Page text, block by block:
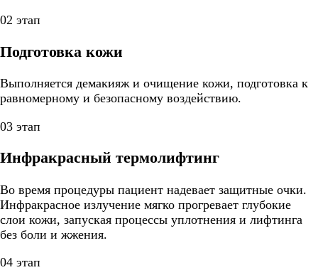
02 этап
Подготовка кожи
Выполняется демакияж и очищение кожи, подготовка к
равномерному и безопасному воздействию.
03 этап
Инфракрасный термолифтинг
Во время процедуры пациент надевает защитные очки.
Инфракрасное излучение мягко прогревает глубокие
слои кожи, запуская процессы уплотнения и лифтинга
без боли и жжения.
04 этап